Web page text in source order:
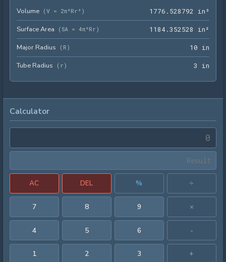
Volume (V = 2π²Rr² ) 1 776 . 528792 in³
Surface Area ( SA = 4π²Rr ) 1 1 84.352528 in²
Major Radius ( R ) 10 in
Tube Radius ( r ) 3 in
Calculator
AC DEL % ÷
7 8 9 ×
4 5 6 -
1 2 3 +